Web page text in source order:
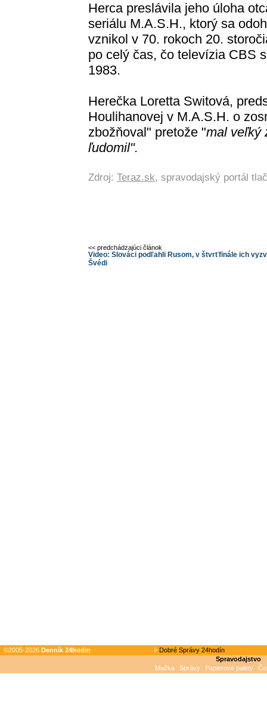
Herca preslávila jeho úloha
seriálu M.A.S.H., ktorý sa
vznikol v 70. rokoch 20.
po celý čas, čo televízia CBS
1983.
Herečka Loretta Switová,
Houlihanovej v M.A.S.H. o
zbožňoval" pretože "mal veľký
ľudomil".
Zdroj: Teraz.sk, spravodajský portál
<< predchádzajúci článok
Video: Slováci podľahli Rusom, v štvrťfinále ich
Švédi
©2005-2026 Denník 24hodin
Dobré Správy 24hodín
Spravodajstvo
Mačka
Správy Papierové palety